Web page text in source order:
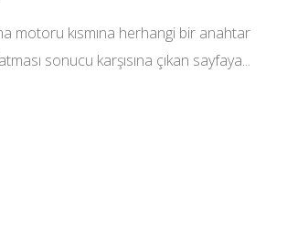
motoru kısmına herhangi bir anahtar
sonucu karşısına çıkan sayfaya...